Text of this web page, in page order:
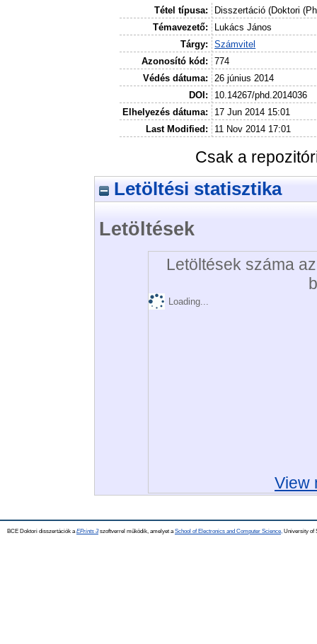
Tétel típusa:
Disszertáció (Doktori
Témavezető:
Lukács János
Tárgy:
Számvitel
Azonosító kód:
774
Védés dátuma:
26 június 2014
DOI:
10.14267/phd.2014036
Elhelyezés dátuma:
17 Jun 2014 15:01
Last Modified:
11 Nov 2014 17:01
Csak a
Letöltési statisztika
Letöltések
Letöltések száma
Loading...
View
BCE Doktori disszertációk a EPrints 3szoftverrel működik, amelyet a School of Electronics and Computer Science, University of